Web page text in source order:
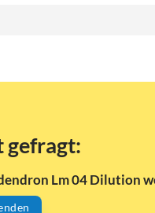
gefragt:
Lm 04 Dilution